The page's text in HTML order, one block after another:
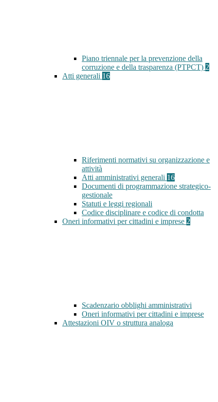
Piano triennale per la prevenzione della
corruzione e della trasparenza (PTPCT) 2
Atti generali 16
Riferimenti normativi su organizzazione e
attività
Atti amministrativi generali 16
Documenti di programmazione strategico-
gestionale
Statuti e leggi regionali
Codice disciplinare e codice di condotta
Oneri informativi per cittadini e imprese 2
Scadenzario obblighi amministrativi
Oneri informativi per cittadini e imprese
Attestazioni OIV o struttura analoga